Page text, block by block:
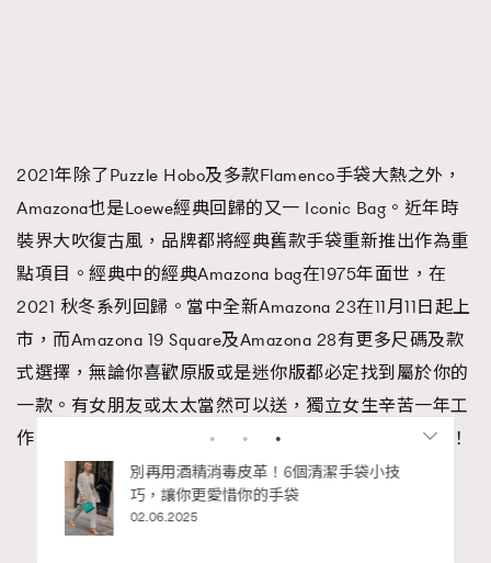
2021年除了Puzzle Hobo及多款Flamenco手袋大熱之外，
Amazona也是Loewe經典回歸的又一 Iconic Bag。近年時
裝界大吹復古風，品牌都將經典舊款手袋重新推出作為重
點項目。經典中的經典Amazona bag在1975年面世，在
2021 秋冬系列回歸。當中全新Amazona 23在11月11日起上
市，而Amazona 19 Square及Amazona 28有更多尺碼及款
式選擇，無論你喜歡原版或是迷你版都必定找到屬於你的
一款。有女朋友或太太當然可以送，獨立女生辛苦一年工
作，買一個高貴又幹練的Amazona給自己也無可厚非呢！
別再用酒精消毒皮革！6個清潔手袋小技
巧，讓你更愛惜你的手袋
02.06.2025